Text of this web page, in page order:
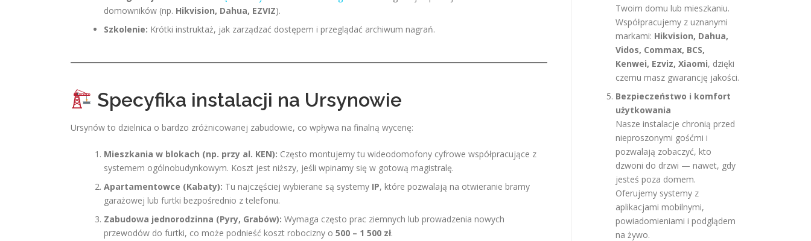
domowników (np. Hikvision, Dahua, EZVIZ).
Szkolenie: Krótki instruktaż, jak zarządzać dostępem i przeglądać archiwum nagrań.
Specyfika instalacji na Ursynowie
Ursynów to dzielnica o bardzo zróżnicowanej zabudowie, co wpływa na finalną wycenę:
Mieszkania w blokach (np. przy al. KEN): Często montujemy tu wideodomofony cyfrowe współpracujące z
systemem ogólnobudynkowym. Koszt jest niższy, jeśli wpinamy się w gotową magistralę.
Apartamentowce (Kabaty): Tu najczęściej wybierane są systemy IP, które pozwalają na otwieranie bramy
garażowej lub furtki bezpośrednio z telefonu.
Zabudowa jednorodzinna (Pyry, Grabów): Wymaga często prac ziemnych lub prowadzenia nowych
przewodów do furtki, co może podnieść koszt robocizny o 500 – 1 500 zł.
Twoim domu lub mieszkaniu.
Współpracujemy z uznanymi
markami: Hikvision, Dahua,
Vidos, Commax, BCS,
Kenwei, Ezviz, Xiaomi, dzięki
czemu masz gwarancję jakości.
Bezpieczeństwo i komfort
użytkowania
Nasze instalacje chronią przed
nieproszonymi gośćmi i
pozwalają zobaczyć, kto
dzwoni do drzwi — nawet, gdy
jesteś poza domem.
Oferujemy systemy z
aplikacjami mobilnymi,
powiadomieniami i podglądem
na żywo.